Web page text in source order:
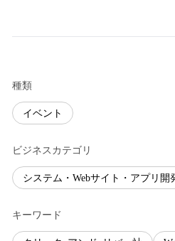
種類
イベント
ビジネスカテゴリ
システム・Webサイト・アプリ開
キーワード